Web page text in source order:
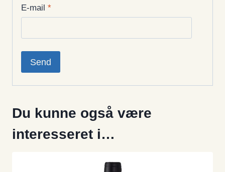
E-mail *
Du kunne også være
interesseret i…